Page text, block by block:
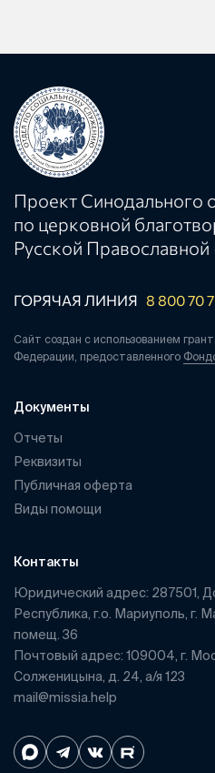
Проект Синодального
по церковной
Русской
ГОРЯЧАЯ ЛИНИЯ 8 800 70
Сайт создан с использованием
Федерации, предоставленного
Документы
Отчеты
Реквизиты
Публичная оферта
Виды помощи
Контакты
Юридический адрес: 287501,
Республика, г.о. Мариуполь, г.
помещ. 36
Почтовый адрес: 109004, г.
Солженицына, д. 24, а/я 123
mail@missia.help